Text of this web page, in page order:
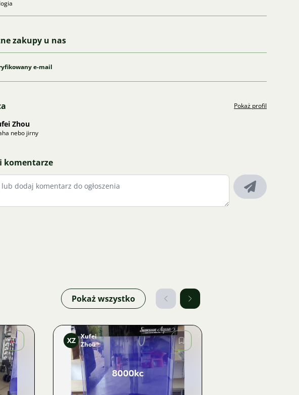
zakupy u nas
e-mail
Pokaż profil
Zhou
nebo jirny
komentarze
Pokaż wszystko
Zdjęcie
XZ
Xufei
Zhou